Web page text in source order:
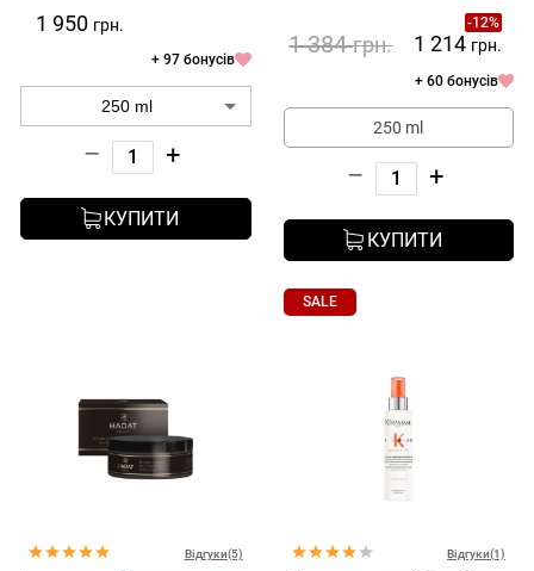
1 950 грн.
+ 97 бонусів
– +
КУПИТИ
-12%
1 384грн. 1 214 грн.
+ 60 бонусів
250 ml
– +
КУПИТИ
Відгуки(5)
SALE
Відгуки(1)